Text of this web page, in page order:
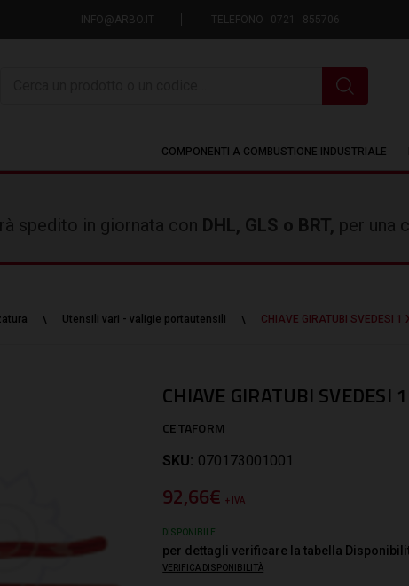
INFO@ARBO.IT TELEFONO 0721 855706
COMPONENTI A COMBUSTIONE INDUSTRIALE
spedito in giornata con DHL, GLS o BRT, per una
Utensili vari - valigie portautensili CHIAVE GIRATUBI SVEDESI
CHIAVE GIRATUBI SVEDESI
CETAFORM
SKU: 070173001001
92,66€+ IVA
DISPONIBILE
per dettagli verificare la tabella
VERIFICA DISPONIBILITÀ